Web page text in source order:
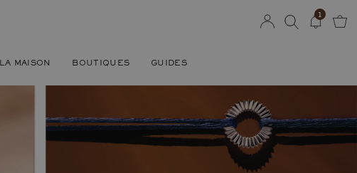
LA MAISON BOUTIQUES GUIDES
1